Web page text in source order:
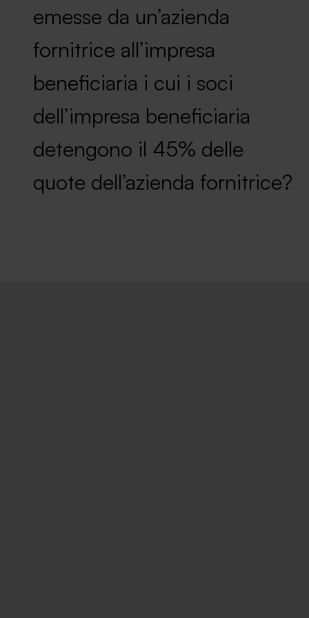
News ed eventi
emesse da un’azienda
fornitrice all’impresa
beneficiaria i cui i soci
dell’impresa beneficiaria
detengono il 45% delle
quote dell’azienda fornitrice?